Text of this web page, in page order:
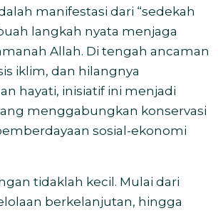
manifestasi dari “sedekah
langkah nyata menjaga
Allah. Di tengah ancaman
iklim, dan hilangnya
hayati, inisiatif ini menjadi
menggabungkan konservasi
sosial-ekonomi
tidaklah kecil. Mulai dari
berkelanjutan, hingga